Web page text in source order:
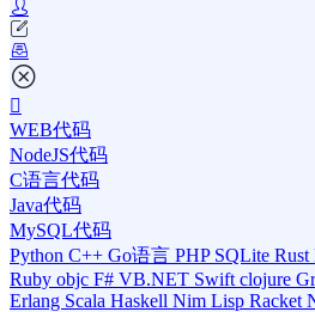
WEB代码
NodeJS代码
C语言代码
Java代码
MySQL代码
Python C++ Go语言 PHP SQLite Rust
Ruby objc F# VB.NET Swift clojure
Erlang Scala Haskell Nim Lisp Racket